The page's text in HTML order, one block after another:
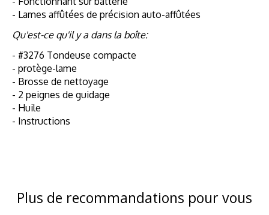
- Lames affûtées de précision auto-affûtées
Qu'est-ce qu'il y a dans la boîte:
- #3276 Tondeuse compacte
- protège-lame
- Brosse de nettoyage
- 2 peignes de guidage
- Huile
- Instructions
Plus de recommandations pour vous